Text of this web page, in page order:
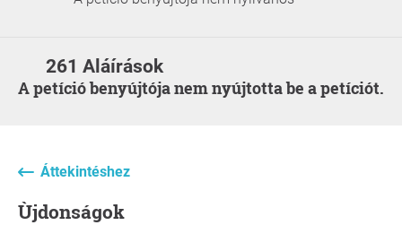
261 Aláírások
A petíció benyújtója nem nyújtotta be a petíciót.
Áttekintéshez
Ùjdonságok